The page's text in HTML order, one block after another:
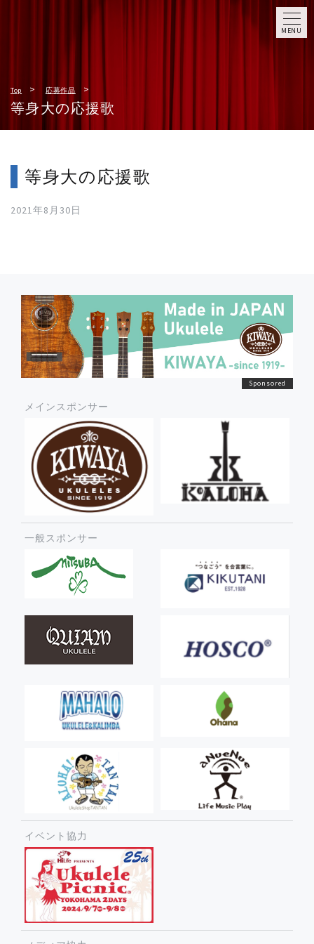
MENU
Top 応募作品
等身大の応援歌
等身大の応援歌
2021年8月30日
メインスポンサー
一般スポンサー
イベント協力